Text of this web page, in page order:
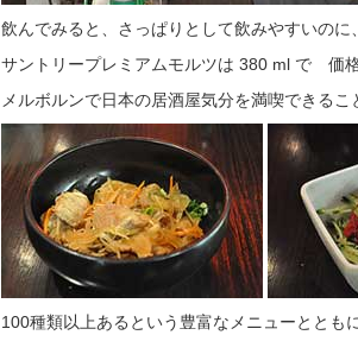
飲んでみると、さっぱりとして飲みやすいのに
サントリープレミアムモルツは 380 ml で 価
メルボルンで日本の居酒屋気分を満喫できるこ
100種類以上あるという豊富なメニューととも